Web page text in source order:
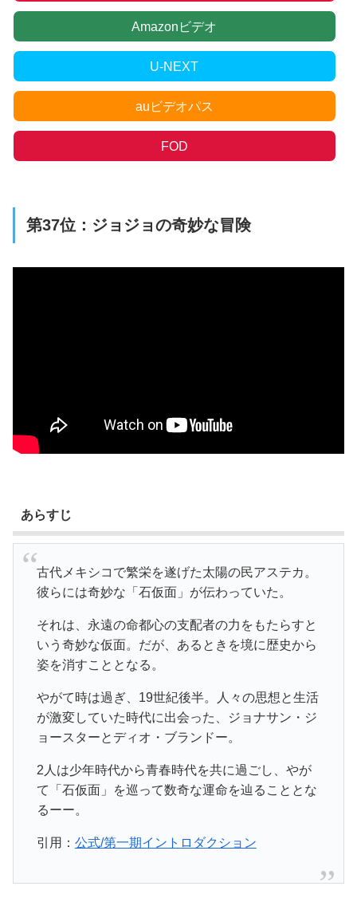
Amazonビデオ
U-NEXT
auビデオパス
FOD
第37位：ジョジョの奇妙な冒険
あらすじ
古代メキシコで繁栄を遂げた太陽の民アステカ。
彼らには奇妙な「石仮面」が伝わっていた。
それは、永遠の命都心の支配者の力をもたらすと
いう奇妙な仮面。だが、あるときを境に歴史から
姿を消すこととなる。
やがて時は過ぎ、19世紀後半。人々の思想と生活
が激変していた時代に出会った、ジョナサン・ジ
ョースターとディオ・ブランドー。
2人は少年時代から青春時代を共に過ごし、やが
て「石仮面」を巡って数奇な運命を辿ることとな
るーー。
引用： 公式/第一期イントロダクション